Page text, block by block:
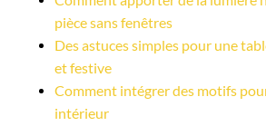
pièce sans fenêtres
Des astuces simples pour une
et festive
Comment intégrer des motifs
intérieur